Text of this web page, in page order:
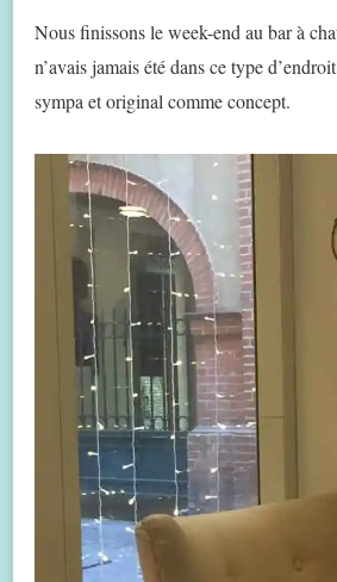
Nous finissons le week-end au bar à
n’avais jamais été dans ce type
sympa et original comme concept.